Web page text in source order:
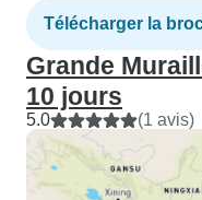
Télécharger la
Grande
10 jours
5.0 (1 avis)